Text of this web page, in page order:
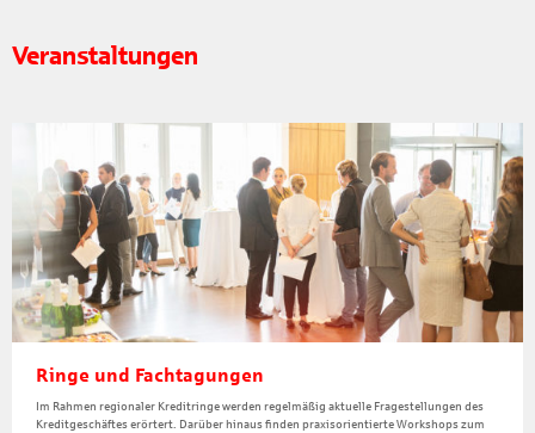
Veranstaltungen
Ringe und Fachtagungen
Im Rahmen regionaler Kreditringe werden regelmäßig aktuelle Fragestellungen des
Kreditgeschäftes erörtert. Darüber hinaus finden praxisorientierte Workshops zum